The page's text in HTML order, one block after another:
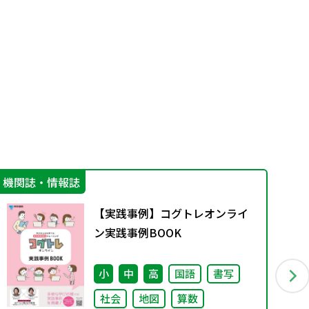
機関誌・情報誌
【実践事例】コグトレオンライ
ン実践事例BOOK
小 中 高 国語
書写
社会
地図 算数